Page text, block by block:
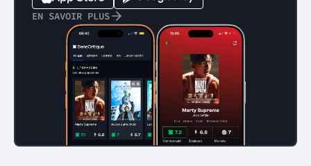
EN SAVOIR PLUS